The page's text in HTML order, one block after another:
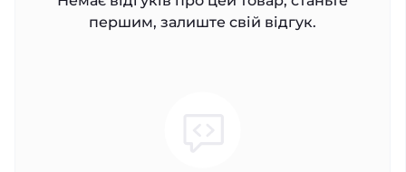
першим, залиште свій відгук.